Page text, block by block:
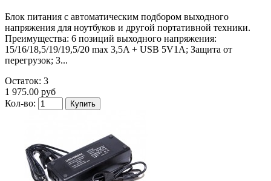
Блок питания с автоматическим подбором выходного
напряжения для ноутбуков и другой портативной техники.
Преимущества: 6 позиций выходного напряжения:
15/16/18,5/19/19,5/20 max 3,5A + USB 5V1A; Защита от
перегрузок; З...
Остаток: 3
1 975.00 руб
Кол-во: